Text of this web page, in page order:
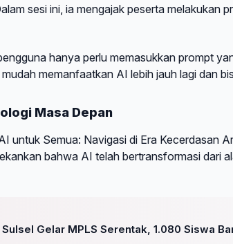
sesi ini, ia mengajak peserta melakukan
hanya perlu memasukkan prompt
memanfaatkan AI lebih jauh lagi dan
Masa Depan
untuk Semua: Navigasi di Era Kecerdasan
bahwa AI telah bertransformasi dari
Gelar MPLS Serentak, 1.080 Siswa